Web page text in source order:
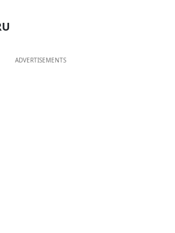
ADVERTISEMENTS